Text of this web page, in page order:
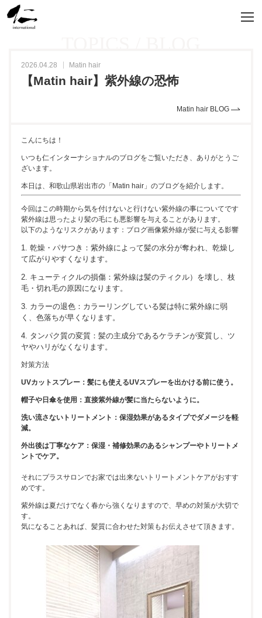
2026.04.28 Matin hair
【Matin hair】紫外線の恐怖
Matin hair BLOG
こんにちは！
いつも仁インターナショナルのブログをご覧いただき、ありがとうご
ざいます。
本日は、和歌山県岩出市の「Matin hair」のブログを紹介します。
今回はこの時期から気を付けないと行けない紫外線の事についてです
紫外線は思ったより髪の毛にも悪影響を与えることがあります。
以下のようなリスクがあります：ブログ画像紫外線が髪に与える影響
1. 乾燥・パサつき：紫外線によって髪の水分が奪われ、乾燥し
て広がりやすくなります。
2. キューティクルの損傷：紫外線は髪のティクル）を壊し、枝
毛・切れ毛の原因になります。
3. カラーの退色：カラーリングしている髪は特に紫外線に弱
く、色落ちが早くなります。
4. タンパク質の変質：髪の主成分であるケラチンが変質し、ツ
ヤやハリがなくなります。
対策方法
UVカットスプレー：髪にも使えるUVスプレーを出かける前に使う。
帽子や日傘を使用：直接紫外線が髪に当たらないように。
洗い流さないトリートメント：保湿効果があるタイプでダメージを軽
減。
外出後は丁寧なケア：保湿・補修効果のあるシャンプーやトリートメ
ントでケア。
それにプラスサロンでお家では出来ないトリートメントケアがおすす
めです。
紫外線は夏だけでなく春から強くなりますので、早めの対策が大切で
す。
気になることあれば、髪質に合わせた対策もお伝えさせて頂きます。